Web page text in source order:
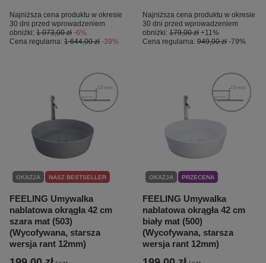
Najniższa cena produktu w okresie
30 dni przed wprowadzeniem
obniżki: 1 073,00 zł -6%
Cena regularna: 1 644,00 zł -39%
Najniższa cena produktu w okresie
30 dni przed wprowadzeniem
obniżki: 179,00 zł +11%
Cena regularna: 949,00 zł -79%
OKAZJA NASZ BESTSELLER
FEELING Umywalka
nablatowa okrągła 42 cm
szara mat (503)
(Wycofywana, starsza
wersja rant 12mm)
OKAZJA PRZECENA
FEELING Umywalka
nablatowa okrągła 42 cm
biały mat (500)
(Wycofywana, starsza
wersja rant 12mm)